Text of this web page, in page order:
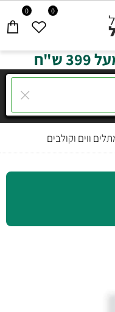
0 0
ש"ח
ווים וקולבים